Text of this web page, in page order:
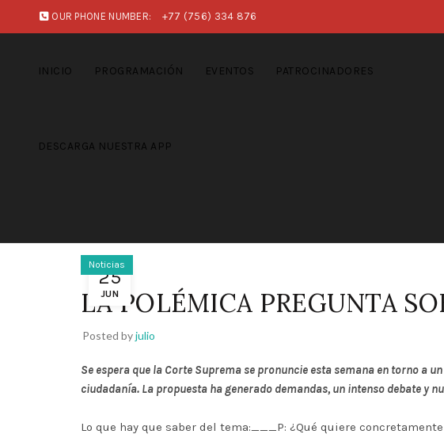
OUR PHONE NUMBER: +77 (756) 334 876
INICIO PROGRAMACIÓN EVENTOS PATROCINADORES
DESCARGA NUESTRA APP
25
JUN
Noticias
LA POLÉMICA PREGUNTA
Posted byjulio
Se espera que la Corte Suprema se pronuncie esta semana en torno a
ciudadanía. La propuesta ha generado demandas, un intenso debate y
Lo que hay que saber del tema:___P: ¿Qué quiere